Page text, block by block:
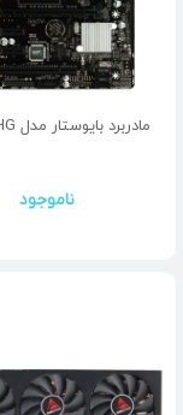
مادربرد بایوستار مدل H310MHG
ناموجود